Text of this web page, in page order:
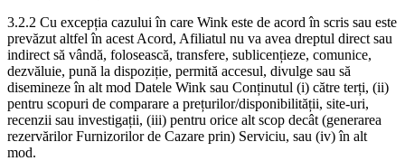
3.2.2 Cu excepția cazului în care Wink este de acord în scris sau este
prevăzut altfel în acest Acord, Afiliatul nu va avea dreptul direct sau
indirect să vândă, folosească, transfere, sublicențieze, comunice,
dezvăluie, pună la dispoziție, permită accesul, divulge sau să
disemineze în alt mod Datele Wink sau Conținutul (i) către terți, (ii)
pentru scopuri de comparare a prețurilor/disponibilității, site-uri,
recenzii sau investigații, (iii) pentru orice alt scop decât (generarea
rezervărilor Furnizorilor de Cazare prin) Serviciu, sau (iv) în alt
mod.